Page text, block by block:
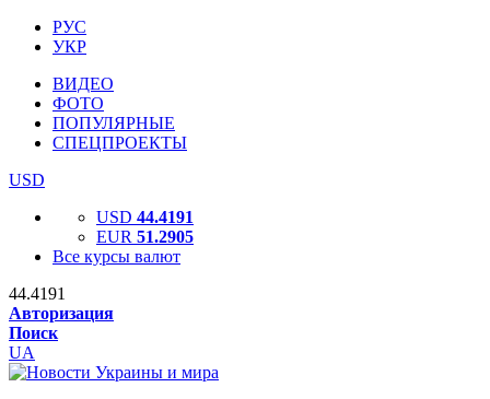
РУС
УКР
ВИДЕО
ФОТО
ПОПУЛЯРНЫЕ
СПЕЦПРОЕКТЫ
USD
USD 44.4191
EUR 51.2905
Все курсы валют
44.4191
Авторизация
Поиск
UA